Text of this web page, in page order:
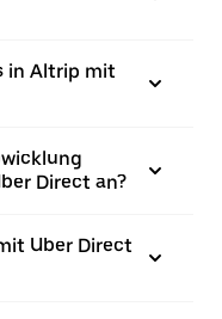
in Altrip mit
Direct an?
Uber Direct